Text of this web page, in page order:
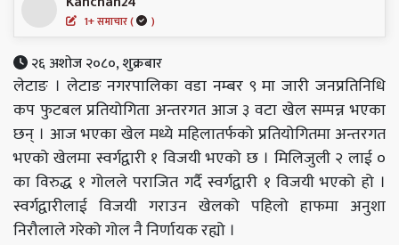
1+ समाचार ( )
२६ अशोज २०८०, शुक्रबार
लेटाङ । लेटाङ नगरपालिका वडा नम्बर ९ मा जारी जनप्रतिनिधि
कप फुटबल प्रतियोगिता अन्तरगत आज ३ वटा खेल सम्पन्न भएका
छन् । आज भएका खेल मध्ये महिलातर्फको प्रतियोगितमा अन्तरगत
भएको खेलमा स्वर्गद्वारी १ विजयी भएको छ । मिलिजुली २ लाई ०
का विरुद्ध १ गोलले पराजित गर्दै स्वर्गद्वारी १ विजयी भएको हो ।
स्वर्गद्वारीलाई विजयी गराउन खेलको पहिलो हाफमा अनुशा
निरौलाले गरेको गोल नै निर्णायक रह्यो ।